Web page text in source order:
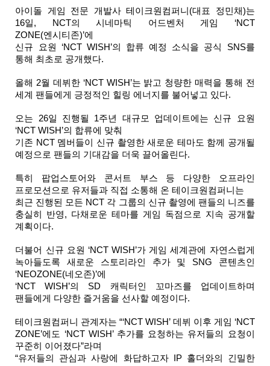
아이돌 게임 전문 개발사 테이크원컴퍼니(대표 정민채)는
16일, NCT의 시네마틱 어드벤처 게임 ‘NCT
ZONE(엔시티존)’에
신규 요원 ‘NCT WISH’의 합류 예정 소식을 공식 SNS를
통해 최초로 공개했다.
올해 2월 데뷔한 ‘NCT WISH’는 밝고 청량한 매력을 통해 전
세계 팬들에게 긍정적인 힐링 에너지를 불어넣고 있다.
오는 26일 진행될 1주년 대규모 업데이트에는 신규 요원
‘NCT WISH’의 합류에 맞춰
기존 NCT 멤버들이 신규 촬영한 새로운 테마도 함께 공개될
예정으로 팬들의 기대감을 더욱 끌어올린다.
특히 팝업스토어와 콘서트 부스 등 다양한 오프라인
프로모션으로 유저들과 직접 소통해 온 테이크원컴퍼니는
최근 진행된 모든 NCT 각 그룹의 신규 촬영에 팬들의 니즈를
충실히 반영, 다채로운 테마를 게임 독점으로 지속 공개할
계획이다.
더불어 신규 요원 ‘NCT WISH’가 게임 세계관에 자연스럽게
녹아들도록 새로운 스토리라인 추가 및 SNG 콘텐츠인
‘NEOZONE(네오존)’에
‘NCT WISH’의 SD 캐릭터인 꼬마즈를 업데이트하며
팬들에게 다양한 즐거움을 선사할 예정이다.
테이크원컴퍼니 관계자는 “‘NCT WISH’ 데뷔 이후 게임 ‘NCT
ZONE’에도 ‘NCT WISH’ 추가를 요청하는 유저들의 요청이
꾸준히 이어졌다”라며
“유저들의 관심과 사랑에 화답하고자 IP 홀더와의 긴밀한